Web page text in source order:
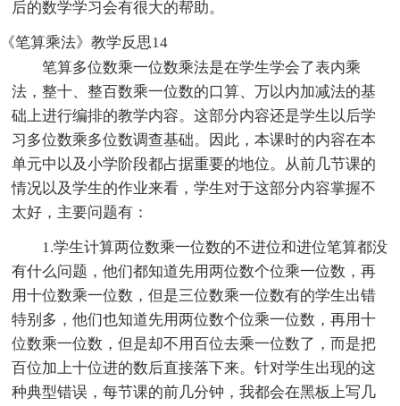
后的数学学习会有很大的帮助。
《笔算乘法》教学反思14
笔算多位数乘一位数乘法是在学生学会了表内乘
法，整十、整百数乘一位数的口算、万以内加减法的基
础上进行编排的教学内容。这部分内容还是学生以后学
习多位数乘多位数调查基础。因此，本课时的内容在本
单元中以及小学阶段都占据重要的地位。从前几节课的
情况以及学生的作业来看，学生对于这部分内容掌握不
太好，主要问题有：
1.学生计算两位数乘一位数的不进位和进位笔算都没
有什么问题，他们都知道先用两位数个位乘一位数，再
用十位数乘一位数，但是三位数乘一位数有的学生出错
特别多，他们也知道先用两位数个位乘一位数，再用十
位数乘一位数，但是却不用百位去乘一位数了，而是把
百位加上十位进的数后直接落下来。针对学生出现的这
种典型错误，每节课的前几分钟，我都会在黑板上写几